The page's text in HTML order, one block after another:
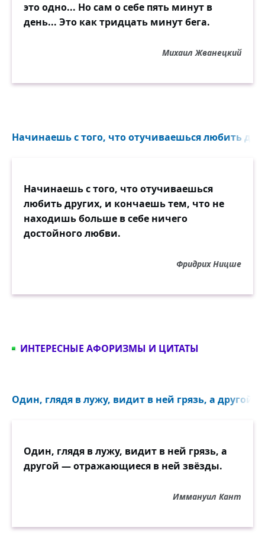
это одно... Но сам о себе пять минут в
день... Это как тридцать минут бега.
Михаил Жванецкий
Начинаешь с того, что отучиваешься любить
Начинаешь с того, что отучиваешься
любить других, и кончаешь тем, что не
находишь больше в себе ничего
достойного любви.
Фридрих Ницше
ИНТЕРЕСНЫЕ АФОРИЗМЫ И ЦИТАТЫ
Один, глядя в лужу, видит в ней грязь, а
Один, глядя в лужу, видит в ней грязь, а
другой — отражающиеся в ней звёзды.
Иммануил Кант